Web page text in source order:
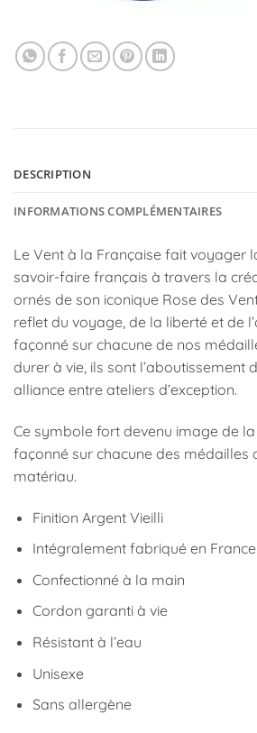
DESCRIPTION
INFORMATIONS COMPLÉMENTAIRES
Le Vent à la Française fait voyager
savoir-faire français à travers la
ornés de son iconique Rose des
reflet du voyage, de la liberté et de
façonné sur chacune de nos
durer à vie, ils sont l’aboutissement
alliance entre ateliers d’exception.
Ce symbole fort devenu image de
façonné sur chacune des médailles
matériau.
Finition Argent Vieilli
Intégralement fabriqué en France
Confectionné à la main
Cordon garanti à vie
Résistant à l’eau
Unisexe
Sans allergène